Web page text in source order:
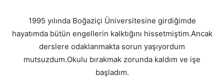
1995 yılında Boğaziçi Üniversitesine girdiğimde
hayatımda bütün engellerin kalktığını hissetmiştim.Ancak
derslere odaklanmakta sorun yaşıyordum
mutsuzdum.Okulu bırakmak zorunda kaldım ve işe
başladım.